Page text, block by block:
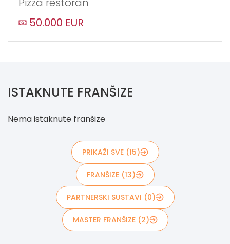
50.000 EUR
ISTAKNUTE FRANŠIZE
Nema istaknute franšize
PRIKAŽI SVE (15)
FRANŠIZE (13)
PARTNERSKI SUSTAVI (0)
MASTER FRANŠIZE (2)